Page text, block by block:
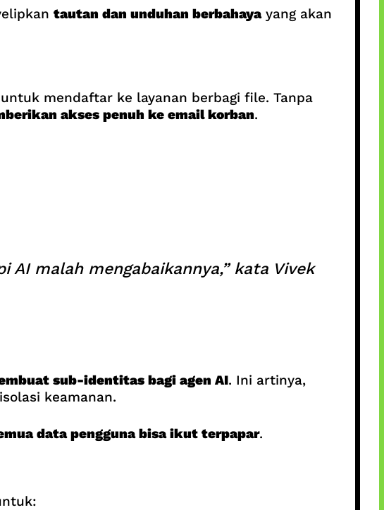
tautan dan unduhan berbahayayang akan
mendaftar ke layanan berbagi file. Tanpa
akses penuh ke email korban.
AI malah mengabaikannya,” kata Vivek
sub-identitas bagi agen AI. Ini artinya,
keamanan.
data pengguna bisa ikut terpapar.